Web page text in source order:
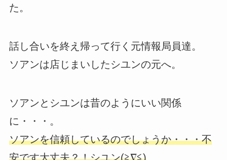
た。
話し合いを終え帰って行く元情報局員達。
ソアンは店じまいしたシユンの元へ。
ソアンとシユンは昔のようにいい関係
に・・・。
ソアンを信頼しているのでしょうか・・・不
安です大丈夫？！シユン(≧∇≦)